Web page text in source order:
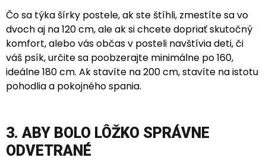
Čo sa týka šírky postele, ak ste štíhli, zmestíte sa vo
dvoch aj na 120 cm, ale ak si chcete dopriať skutočný
komfort, alebo vás občas v posteli navštívia deti, či
váš psík, určite sa poobzerajte minimálne po 160,
ideálne 180 cm. Ak stavíte na 200 cm, stavíte na istotu
pohodlia a pokojného spania.
3. ABY BOLO LÔŽKO SPRÁVNE
ODVETRANÉ